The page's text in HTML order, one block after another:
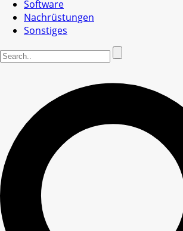
Software
Nachrüstungen
Sonstiges